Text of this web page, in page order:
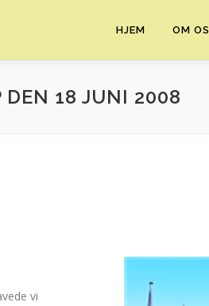
HJEM OM OS
DEN 18 JUNI 2008
vi